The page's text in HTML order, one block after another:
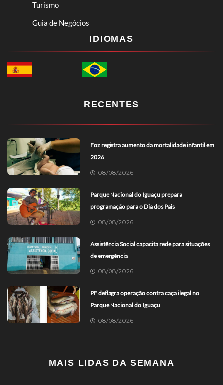
Turismo
Guia de Negócios
IDIOMAS
RECENTES
Foz registra aumento da mortalidade infantil em
2026
08/08/2026
Parque Nacional do Iguaçu prepara
programação para o Dia dos Pais
08/08/2026
Assistência Social capacita rede para situações
de emergência
08/08/2026
PF deflagra operação contra caça ilegal no
Parque Nacional do Iguaçu
08/08/2026
MAIS LIDAS DA SEMANA